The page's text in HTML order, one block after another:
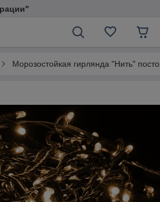
Морозостойкая гирлянда "Нить"